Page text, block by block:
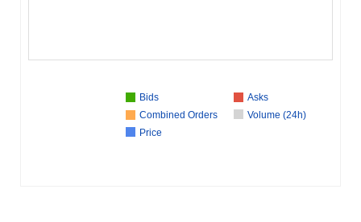
Bids
Asks
Combined Orders
Volume (24h)
Price